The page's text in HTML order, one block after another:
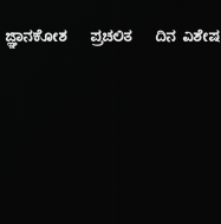
ಜ್ಞಾನಕೋಶ ಪ್ರಚಲಿತ ದಿನ ವಿಶೇಷ